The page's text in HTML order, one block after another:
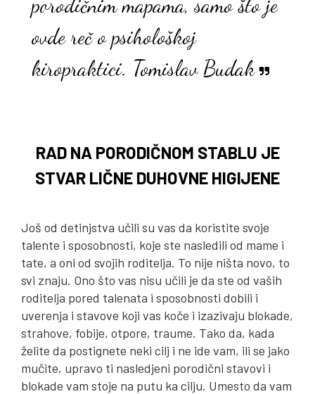
ovde reč o psihološkoj
kiropraktici. Tomislav Budak
RAD NA PORODIČNOM STABLU JE
STVAR LIČNE DUHOVNE HIGIJENE
Još od detinjstva učili su vas da koristite svoje
talente i sposobnosti, koje ste nasledili od mame i
tate, a oni od svojih roditelja. To nije ništa novo, to
svi znaju. Ono što vas nisu učili je da ste od vaših
roditelja pored talenata i sposobnosti dobili i
uverenja i stavove koji vas koče i izazivaju blokade,
strahove, fobije, otpore, traume. Tako da, kada
želite da postignete neki cilj i ne ide vam, ili se jako
mučite, upravo ti nasledjeni porodični stavovi i
blokade vam stoje na putu ka cilju. Umesto da vam